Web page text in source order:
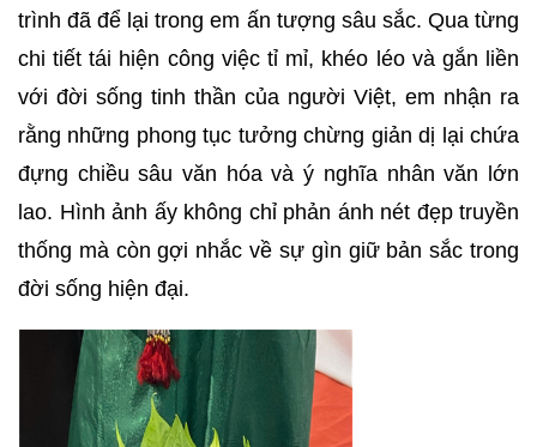
trình đã để lại trong em ấn tượng sâu sắc. Qua từng
chi tiết tái hiện công việc tỉ mỉ, khéo léo và gắn liền
với đời sống tinh thần của người Việt, em nhận ra
rằng những phong tục tưởng chừng giản dị lại chứa
đựng chiều sâu văn hóa và ý nghĩa nhân văn lớn
lao. Hình ảnh ấy không chỉ phản ánh nét đẹp truyền
thống mà còn gợi nhắc về sự gìn giữ bản sắc trong
đời sống hiện đại.